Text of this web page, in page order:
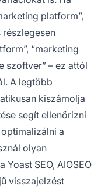
platform”,
“marketing
szoftver” – ez attól
A legtöbb
kiszámolja
segít ellenőrizni
a
olyan
SEO, AIOSEO
visszajelzést